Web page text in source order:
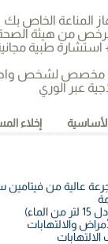
المناعة الخاص بك
مرخص من هيئة
استشارة طبية
مخصص لشخص
عبر الوري
إخلاء
عالية من
والالتهابات
الالتهابات